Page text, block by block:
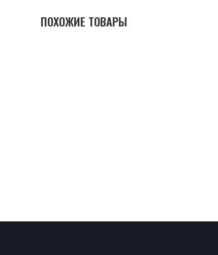
ПОХОЖИЕ ТОВАРЫ